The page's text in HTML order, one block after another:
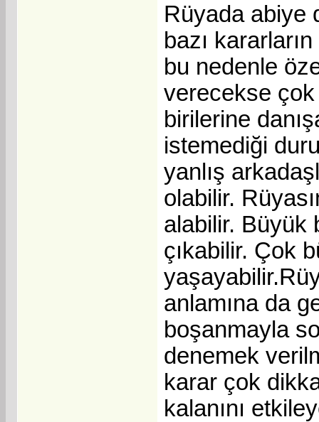
Rüyada abiye
bazı
bu nedenle
verecekse
birilerine
istemediği
yanlış
olabilir.
alabilir. Büyük
çıkabilir. Çok
anlamına da
boşanmayla
denemek
karar çok
kalanını